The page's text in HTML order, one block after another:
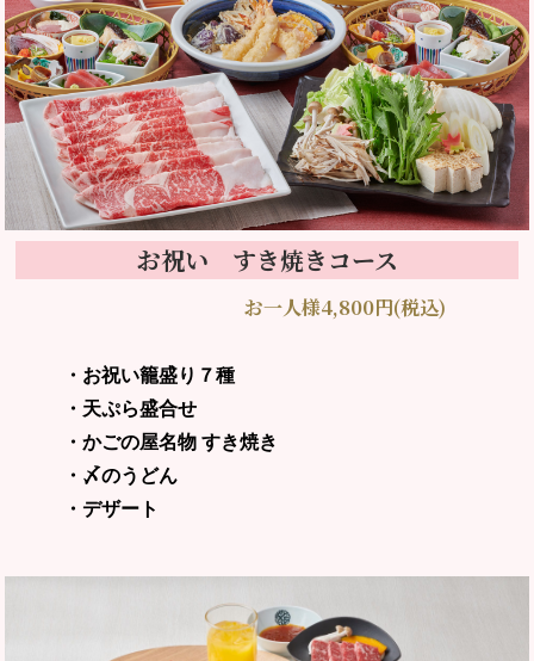
お祝い すき焼きコース
お一人様4,800円(税込)
・お祝い籠盛り７種
・天ぷら盛合せ
・かごの屋名物 すき焼き
・〆のうどん
・デザート